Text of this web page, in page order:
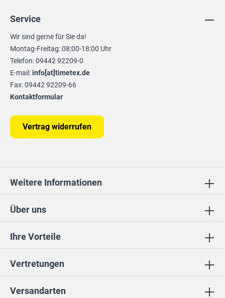
Ihre Vorteile
Vertretungen
Über uns
Service
Wir sind gerne für Sie da!
Montag-Freitag: 08:00-18:00 Uhr
Telefon: 09442 92209-0
E-mail:info[at]timetex.de
Fax: 09442 92209-66
Kontaktformular
Vertrag widerrufen
Weitere Informationen
Versandarten